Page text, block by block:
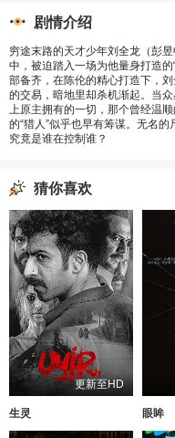
剧情介绍
穷途末路的天才少年刘全龙（彭
中，被迫踏入一场为他量身打造
部备齐，在陈伦的精心打造下，
的交易，暗地里却杀机渐起。当
上原主拥有的一切，那个曾经温
的“猎人”似乎也早有筹谋。无名
究竟是谁在控制谁？
猜你喜欢
更新至HD
生灵 眼眸